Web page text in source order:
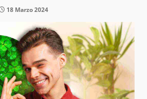
18 Marzo 2024